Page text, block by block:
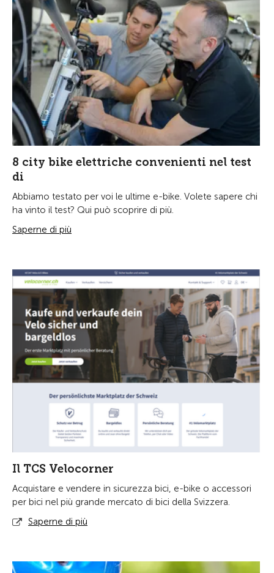
8 city bike elettriche convenienti nel test
di
Abbiamo testato per voi le ultime e-bike. Volete sapere chi
ha vinto il test? Qui può scoprire di più.
Saperne di più
Il TCS Velocorner
Acquistare e vendere in sicurezza bici, e-bike o accessori
per bici nel più grande mercato di bici della Svizzera.
Saperne di più